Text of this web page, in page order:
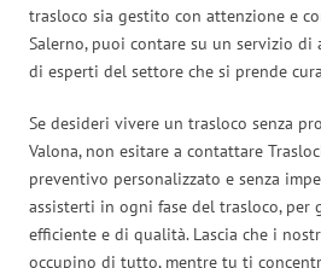
trasloco sia gestito con attenzione e
Salerno, puoi contare su un servizio
di esperti del settore che si prende
Se desideri vivere un trasloco senza
Valona, non esitare a contattare
preventivo personalizzato e senza
assisterti in ogni fase del trasloco, per
efficiente e di qualità. Lascia che i
occupino di tutto, mentre tu ti